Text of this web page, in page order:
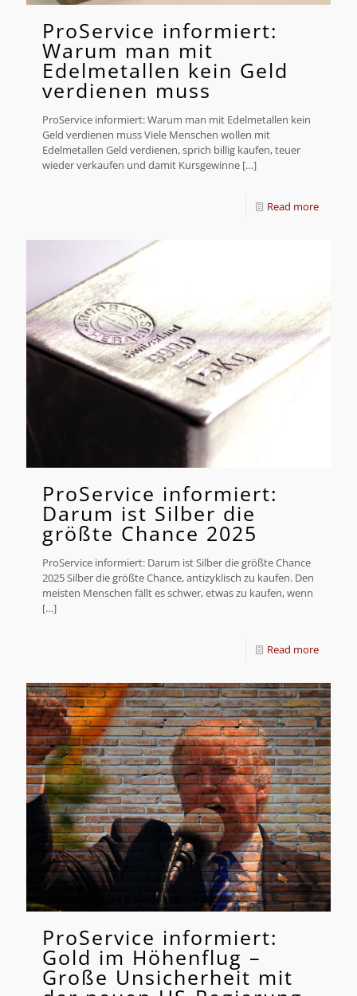
ProService informiert:
Warum man mit
Edelmetallen kein Geld
verdienen muss
ProService informiert: Warum man mit Edelmetallen kein
Geld verdienen muss Viele Menschen wollen mit
Edelmetallen Geld verdienen, sprich billig kaufen, teuer
wieder verkaufen und damit Kursgewinne […]
Read more
ProService informiert:
Darum ist Silber die
größte Chance 2025
ProService informiert: Darum ist Silber die größte Chance
2025 Silber die größte Chance, antizyklisch zu kaufen. Den
meisten Menschen fällt es schwer, etwas zu kaufen, wenn
[…]
Read more
ProService informiert:
Gold im Höhenflug –
Große Unsicherheit mit